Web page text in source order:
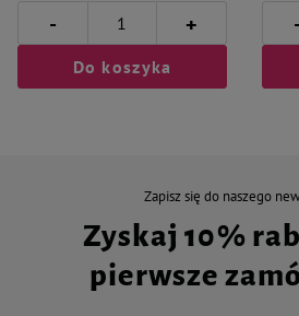
- +
Do koszyka
-
Zapisz się do naszego
Zyskaj 10%
pierwsze